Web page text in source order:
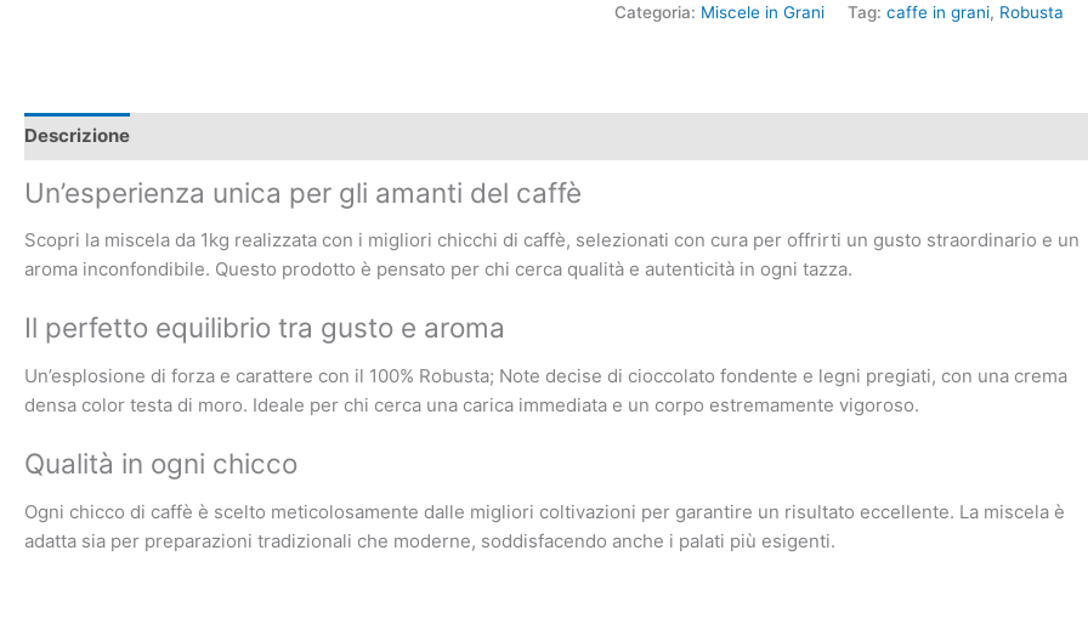
Categoria: Miscele in Grani Tag: caffe in grani, Robusta
Descrizione
Un’esperienza unica per gli amanti del caffè
Scopri la miscela da 1kg realizzata con i migliori chicchi di caffè, selezionati con cura per offrirti un gusto straordinario e un
aroma inconfondibile. Questo prodotto è pensato per chi cerca qualità e autenticità in ogni tazza.
Il perfetto equilibrio tra gusto e aroma
Un’esplosione di forza e carattere con il 100% Robusta; Note decise di cioccolato fondente e legni pregiati, con una crema
densa color testa di moro. Ideale per chi cerca una carica immediata e un corpo estremamente vigoroso.
Qualità in ogni chicco
Ogni chicco di caffè è scelto meticolosamente dalle migliori coltivazioni per garantire un risultato eccellente. La miscela è
adatta sia per preparazioni tradizionali che moderne, soddisfacendo anche i palati più esigenti.